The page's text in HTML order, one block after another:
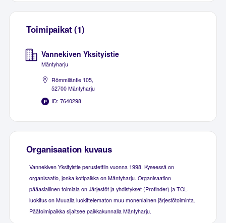
Toimipaikat (1)
Vannekiven Yksityistie
Mäntyharju
Römmiläntie 105,
52700 Mäntyharju
ID: 7640298
Organisaation kuvaus
Vannekiven Yksityistie perustettiin vuonna 1998. Kyseessä on
organisaatio, jonka kotipaikka on Mäntyharju. Organisaation
pääasiallinen toimiala on Järjestöt ja yhdistykset (Profinder) ja TOL-
luokitus on Muualla luokittelematon muu monenlainen järjestötoiminta.
Päätoimipaikka sijaitsee paikkakunnalla Mäntyharju.